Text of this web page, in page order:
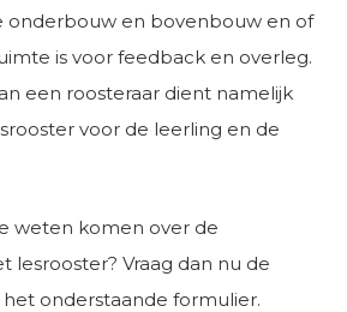
onderbouw en bovenbouw en of
is voor feedback en overleg.
een roosteraar dient namelijk
voor de leerling en de
weten komen over de
lesrooster? Vraag dan nu de
onderstaande formulier.